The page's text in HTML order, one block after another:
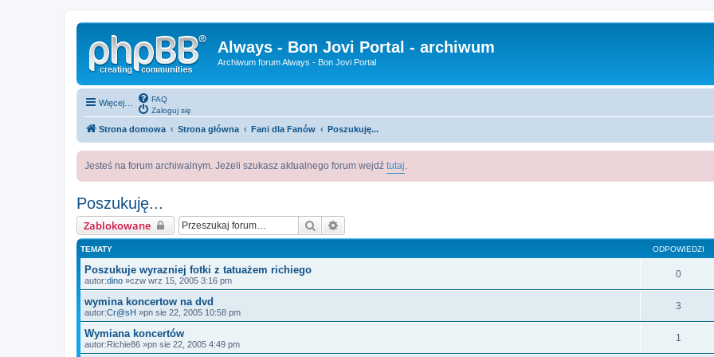
Always - Bon Jovi Portal - archiwum
Archiwum forum Always - Bon Jovi Portal
Więcej…
FAQ
Zaloguj się
Strona domowa Strona główna Fani dla Fanów Poszukuję...
Jesteś na forum archiwalnym. Jeżeli szukasz aktualnego forum wejdź tutaj
Poszukuję...
Zablokowane Szukaj
TEMATY ODPOWIEDZI
Poszukuje wyrazniej fotki z tatuażem richiego
autor:dino »czw wrz 15, 2005 3:16 pm
0
wymina koncertow na dvd
autor:Cr@sH »pn sie 22, 2005 10:58 pm
3
Wymiana koncertów
autor:Richie86 »pn sie 22, 2005 4:49 pm
1